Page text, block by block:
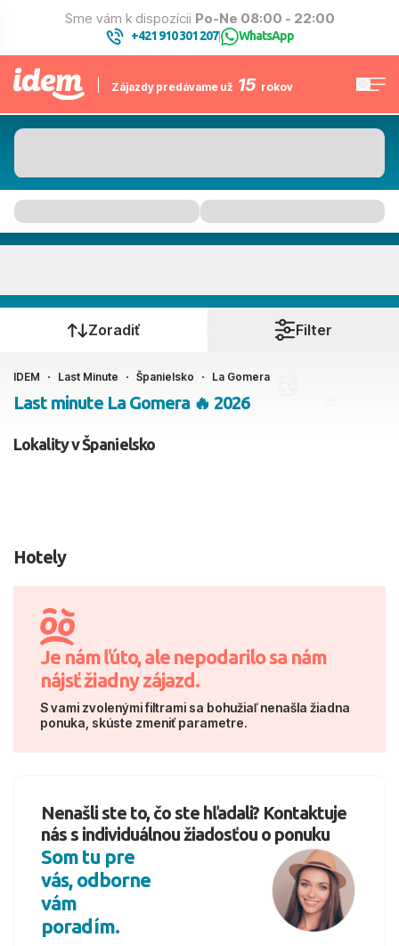
Sme vám k dispozícii Po-Ne 08:00 - 22:00
+421 910 301 207| WhatsApp
Zájazdy predávame už 15 rokov
Kedy cestujete?
Ako cestujete?
2 dospelí, 0 deti
Zoradiť Filter
IDEM Last Minute Španielsko La Gomera
Last minute La Gomera 🔥 2026
Lokality v Španielsko
Hotely
Je nám ľúto, ale nepodarilo sa nám
nájsť žiadny zájazd.
S vami zvolenými filtrami sa bohužiaľ nenašla žiadna
ponuka, skúste zmeniť parametre.
Nenašli ste to, čo ste hľadali? Kontaktuje
nás s individuálnou žiadosťou o ponuku
Som tu pre
vás, odborne
vám
poradím.